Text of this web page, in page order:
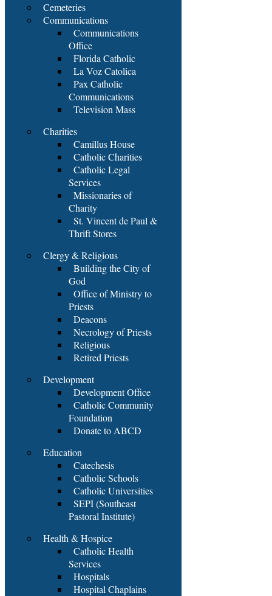
Cemeteries
Communications
Communications
Office
Florida Catholic
La Voz Catolica
Pax Catholic
Communications
Television Mass
Charities
Camillus House
Catholic Charities
Catholic Legal
Services
Missionaries of
Charity
St. Vincent de Paul &
Thrift Stores
Clergy & Religious
Building the City of
God
Office of Ministry to
Priests
Deacons
Necrology of Priests
Religious
Retired Priests
Development
Development Office
Catholic Community
Foundation
Donate to ABCD
Education
Catechesis
Catholic Schools
Catholic Universities
SEPI (Southeast
Pastoral Institute)
Health & Hospice
Catholic Health
Services
Hospitals
Hospital Chaplains